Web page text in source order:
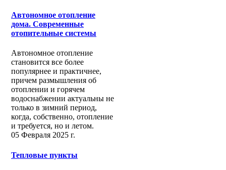
Автономное отопление
дома. Современные
отопительные системы
Автономное отопление
становится все более
популярнее и практичнее,
причем размышления об
отоплении и горячем
водоснабжении актуальны не
только в зимний период,
когда, собственно, отопление
и требуется, но и летом.
05 Февраля 2025 г.
Тепловые пункты